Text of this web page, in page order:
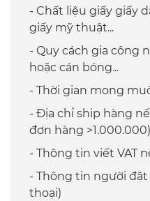
- Chất liệu giấy giấy
giấy mỹ thuật...
- Quy cách gia công
hoặc cán bóng...
- Thời gian mong
- Địa chỉ ship hàng
đơn hàng >1.000.000)
- Thông tin viết VAT
- Thông tin người
thoại)